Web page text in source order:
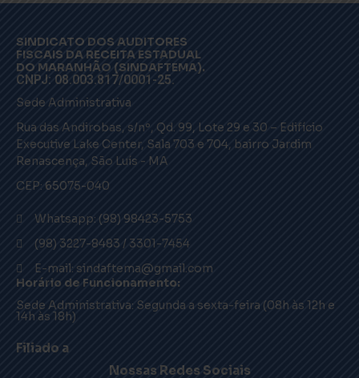
SINDICATO DOS AUDITORES
FISCAIS DA RECEITA ESTADUAL
DO MARANHÃO (SINDAFTEMA).
CNPJ: 08.003.817/0001-25.
Sede Administrativa
Rua das Andirobas, s/nº, Qd. 99, Lote 29 e 30 – Edifício
Executive Lake Center, Sala 703 e 704, bairro Jardim
Renascença, São Luís - MA
CEP: 65075-040
Whatsapp: (98) 98423-5753
(98) 3227-8483 / 3301-7454
E-mail: sindaftema@gmail.com
Horário de Funcionamento:
Sede Administrativa: Segunda a sexta-feira (08h às 12h e
14h às 18h)
Filiado a
Nossas Redes Sociais